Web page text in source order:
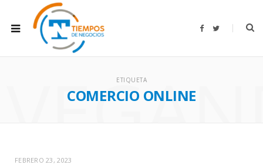
F
b
T
t
ETIQUETA
COMERCIO ONLINE
FEBRERO 23, 2023